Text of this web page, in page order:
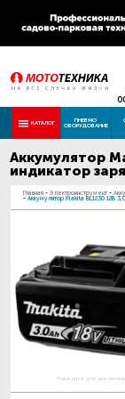
КАТАЛОГ ПНЕВМО
ОБОРУДОВАНИЕ
Аккумулятор
индикатор
Главная - Электроинструмент -
- Аккумулятор Makita BL1830 18В
Наведите для